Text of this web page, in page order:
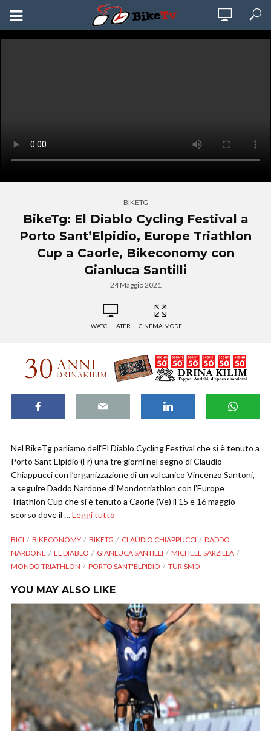
BIKETG
BikeTg: El Diablo Cycling Festival a
Porto Sant’Elpidio, Europe Triathlon
Cup a Caorle, Bikeconomy con
Gianluca Santilli
24 Maggio 2021
WATCH LATER CINEMA MODE
Nel BikeTg parliamo dell‘El Diablo Cycling Festival che si è tenuto a
Porto Sant’Elpidio (Fr) una tre giorni nel segno di Claudio
Chiappucci con l’organizzazione di un vulcanico Vincenzo Santoni,
a seguire Daddo Nardone di Mondotriathlon con l’Europe
Triathlon Cup che si è tenuto a Caorle (Ve) il 15 e 16 maggio
scorso dove il …Leggi tutto
BICI BIKECONOMY BIKETG CLAUDIO CHIAPPUCCI
DADDO
NARDONE
EL DIABLO GIANLUCA SANTILLI
MICHELE SARZILLA
MONDO TRIATHLON
PORTO SANT'ELPIDIO TURISMO
YOU MAY ALSO LIKE